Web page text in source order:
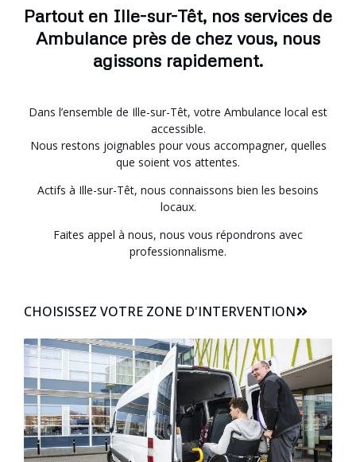
Partout en Ille-sur-Têt, nos services de
Ambulance près de chez vous, nous
agissons rapidement.
Dans l’ensemble de Ille-sur-Têt, votre Ambulance local est
accessible.
Nous restons joignables pour vous accompagner, quelles
que soient vos attentes.
Actifs à Ille-sur-Têt, nous connaissons bien les besoins
locaux.
Faites appel à nous, nous vous répondrons avec
professionnalisme.
CHOISISSEZ VOTRE ZONE D'INTERVENTION